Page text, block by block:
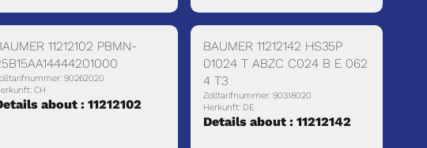
11212102 PBMN-
90262020
CH
about : 11212102
BAUMER 11212142 HS35P
01024 T ABZC C024 B E 062
4 T3
Zolltarifnummer: 90318020
Herkunft: DE
Details about : 11212142